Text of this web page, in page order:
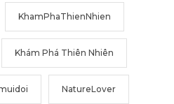
KhamPhaThienNhien
Khám Phá Thiên Nhiên
NatureLover